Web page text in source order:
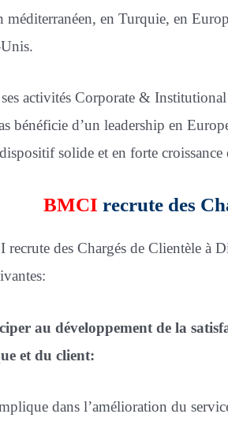
méditerranéen, en Turquie, en
activités Corporate &
bénéficie d’un leadership en
solide et en forte
BMCI recrute des
recrute des Chargés de Clientèle à
au développement de la
et du client:
dans l’amélioration du